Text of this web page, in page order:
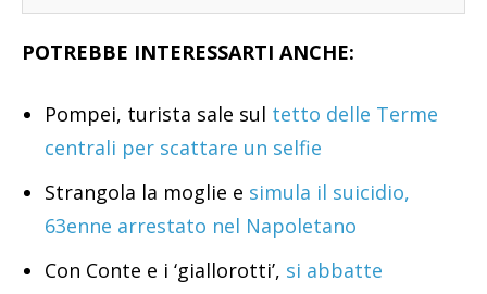
POTREBBE INTERESSARTI ANCHE:
Pompei, turista sale sul tetto delle Terme
centrali per scattare un selfie
Strangola la moglie e simula il suicidio,
63enne arrestato nel Napoletano
Con Conte e i ‘giallorotti’, si abbatte